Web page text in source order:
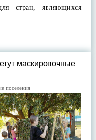
стран, являющихся
маскировочные
поселения